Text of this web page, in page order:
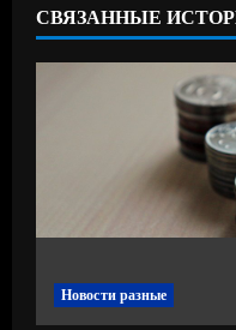
ч
и
СВЯЗАННЫЕ
Новости разные